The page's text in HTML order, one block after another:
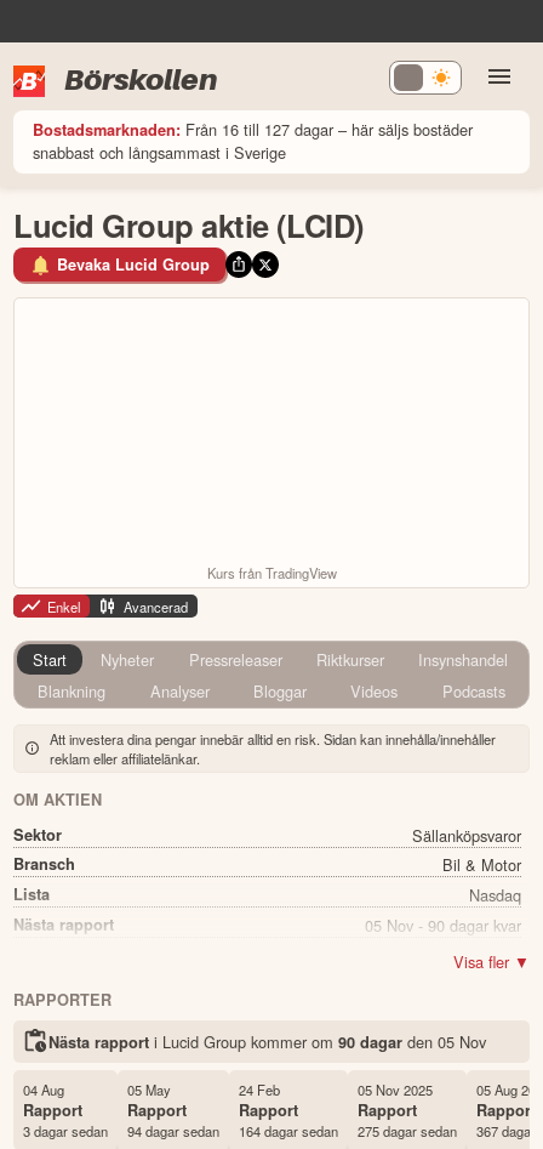
Börskollen
Bostadsmarknaden: Från 16 till 127 dagar – här säljs bostäder
snabbast och långsammast i Sverige
Lucid Group aktie (LCID)
Bevaka Lucid Group
Kurs från TradingView
Enkel
Avancerad
Start Nyheter Pressreleaser Riktkurser
Insynshandel
Blankning
Analyser Bloggar Videos Podcasts
Att investera dina pengar innebär alltid en risk. Sidan kan innehålla/innehåller
reklam eller affiliatelänkar.
OM AKTIEN
Sektor
Sällanköpsvaror
Bransch Bil & Motor
Lista Nasdaq
Nästa rapport 05 Nov - 90 dagar kvar
Lucid Group
Land
Antal ägare Avanza 3,852 st
Antal ägare Nordnet 4,001 st
Visa fler ▼
RAPPORTER
Nästa rapport i Lucid Group kommer om 90 dagarden 05 Nov
04 Aug
Rapport
3 dagar sedan
05 May
Rapport
94 dagar sedan
24 Feb
Rapport
164 dagar sedan
05 Nov 2025
Rapport
275 dagar sedan
05 Aug
Rapport
367 dagar